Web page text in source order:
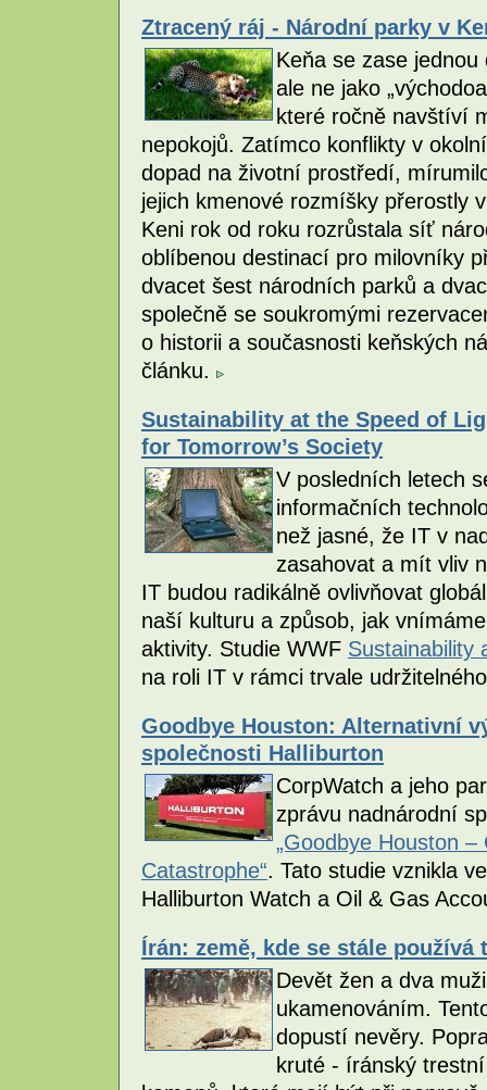
Ztracený ráj - Národní parky v
Keňa se zase
ale ne jako
které ročně navštíví
nepokojů. Zatímco konflikty v
dopad na životní prostředí,
jejich kmenové rozmíšky přerostly
Keni rok od roku rozrůstala síť
oblíbenou destinací pro milovníky
dvacet šest národních parků a
společně se soukromými
o historii a současnosti keňských
článku.
Sustainability at the Speed of
for Tomorrow’s Society
V posledních letech
informačních
než jasné, že IT v
zasahovat a mít vliv
IT budou radikálně ovlivňovat
naší kulturu a způsob, jak
aktivity. Studie WWF Sustainability
na roli IT v rámci trvale
Goodbye Houston: Alternativní
společnosti Halliburton
CorpWatch a jeho
zprávu nadnárodní
„Goodbye Houston
Catastrophe“. Tato studie vznikla
Halliburton Watch a Oil & Gas
Írán: země, kde se stále
Devět žen a dva
ukamenováním.
dopustí nevěry.
kruté - íránský